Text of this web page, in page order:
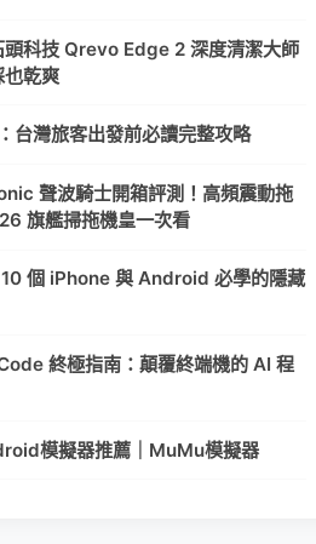
頭科技 Qrevo Edge 2 深度清潔大師
也乾爽
台灣旅客出發前必讀完整攻略
聲波騎士開箱評測！高頻震動拖
旗艦掃拖機皇一次看
個 iPhone 與 Android 必學的隱藏
終極指南：顛覆終端機的 AI 程
模擬器推薦｜MuMu模擬器